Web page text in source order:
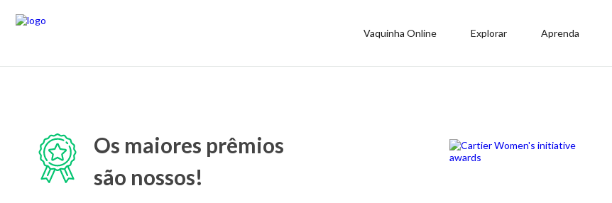
Vaquinha Online Explorar Aprenda
Os maiores prêmios
são nossos!